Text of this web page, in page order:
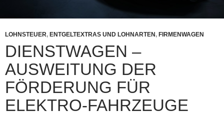
LOHNSTEUER, ENTGELTEXTRAS UND LOHNARTEN , FIRMENWAGEN
DIENSTWAGEN –
AUSWEITUNG DER
FÖRDERUNG FÜR
ELEKTRO-FAHRZEUGE